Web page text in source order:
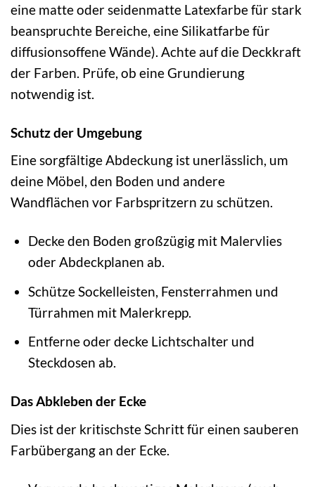
eine matte oder seidenmatte Latexfarbe für stark
beanspruchte Bereiche, eine Silikatfarbe für
diffusionsoffene Wände). Achte auf die Deckkraft
der Farben. Prüfe, ob eine Grundierung
notwendig ist.
Schutz der Umgebung
Eine sorgfältige Abdeckung ist unerlässlich, um
deine Möbel, den Boden und andere
Wandflächen vor Farbspritzern zu schützen.
Decke den Boden großzügig mit Malervlies
oder Abdeckplanen ab.
Schütze Sockelleisten, Fensterrahmen und
Türrahmen mit Malerkrepp.
Entferne oder decke Lichtschalter und
Steckdosen ab.
Das Abkleben der Ecke
Dies ist der kritischste Schritt für einen sauberen
Farbübergang an der Ecke.